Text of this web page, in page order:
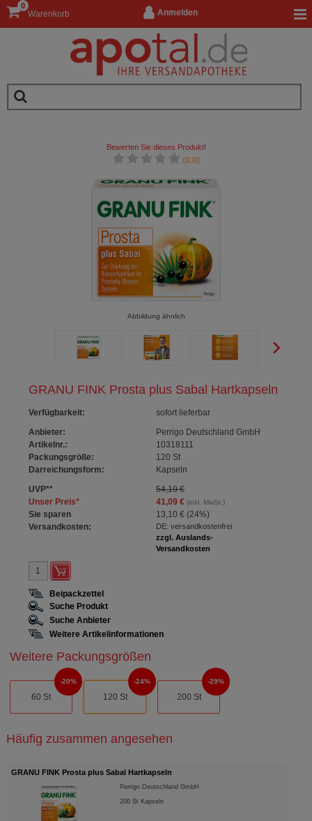
Anmelden
Warenkorb
0
GRANU FINK Prosta plus Sabal Hartkapseln
Verfügbarkeit:
sofort lieferbar
Anbieter:
Perrigo Deutschland GmbH
Artikelnr.:
10318111
Packungsgröße:
120 St
Darreichungsform:
Kapseln
UVP**
54,19 €
Unser Preis* 41,09 €(inkl. MwSt.)
Sie sparen 13,10 € (24%)
Versandkosten:
DE: versandkostenfrei
zzgl. Auslands-
Versandkosten
Bewerten Sie dieses Produkt!
(0.0)
Abbildung ähnlich
Beipackzettel
Suche Produkt
Suche Anbieter
Weitere Artikelinformationen
Weitere Packungsgrößen
60 St
20%
120 St
24%
200 St
29%
Häufig zusammen angesehen
GRANU FINK Prosta plus Sabal Hartkapseln
Perrigo Deutschland GmbH
200St Kapseln